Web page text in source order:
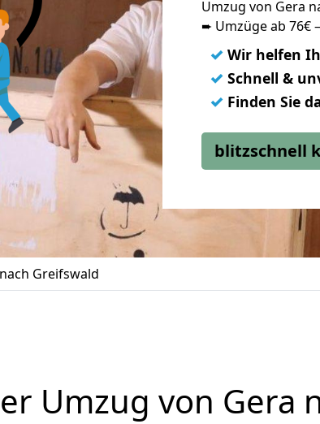
Umzug von Gera
➨ Umzüge ab 76€
✓ Wir helfen
✓ Schnell &
✓ Finden Sie
blitzschnell
Greifswald
Umzug von Gera